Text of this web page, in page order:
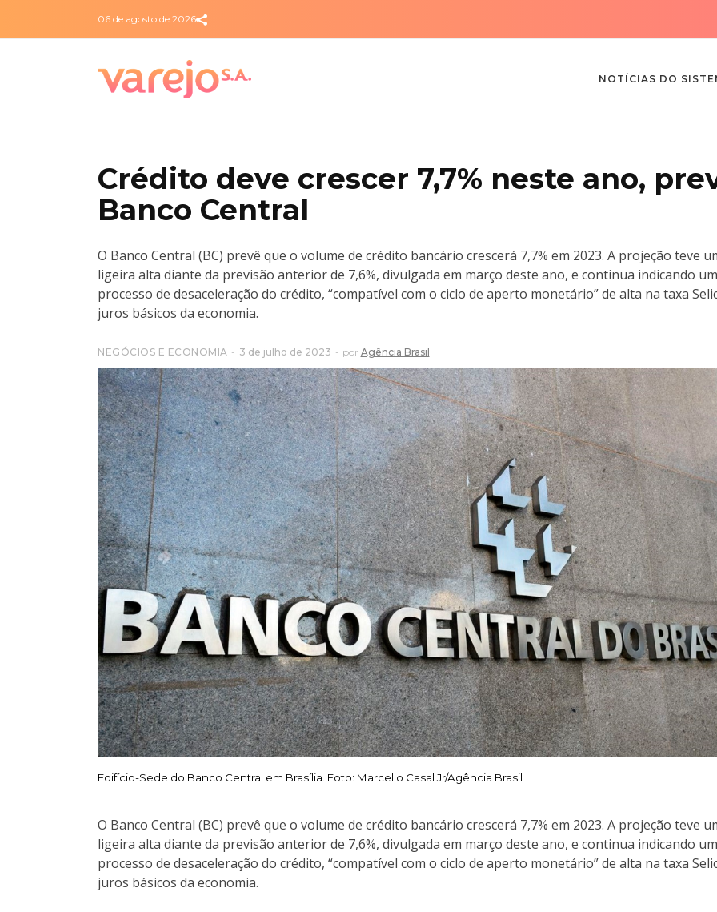
06 de agosto de 2026
NOTÍCIAS DO
Crédito deve crescer 7,7% neste ano,
Banco Central
O Banco Central (BC) prevê que o volume de crédito bancário crescerá 7,7% em 2023. A projeção teve
ligeira alta diante da previsão anterior de 7,6%, divulgada em março deste ano, e continua indicando um
processo de desaceleração do crédito, “compatível com o ciclo de aperto monetário” de alta na taxa
juros básicos da economia.
NEGÓCIOS E ECONOMIA 3 de julho de 2023 por Agência Brasil
Edifício-Sede do Banco Central em Brasília. Foto: Marcello Casal Jr/Agência Brasil
O Banco Central (BC) prevê que o volume de crédito bancário crescerá 7,7% em 2023. A projeção teve
ligeira alta diante da previsão anterior de 7,6%, divulgada em março deste ano, e continua indicando um
processo de desaceleração do crédito, “compatível com o ciclo de aperto monetário” de alta na taxa
juros básicos da economia.